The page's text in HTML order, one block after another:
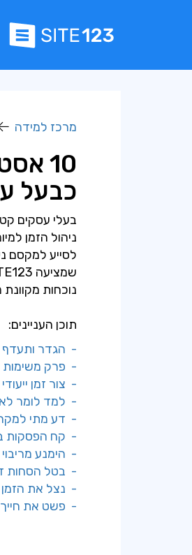
מרכז למידה
10
כבעל
בעלי עסקים
לסייע למקסם
נוכחות
תוכן העניינים:
- הגדר ותעדף
- פרק משימות
- צור זמן
- למד לומר לא
- דע מתי
- קח הפסקות
- הימנע
- בטל הסחות
- נצל את
- פשט את חייך